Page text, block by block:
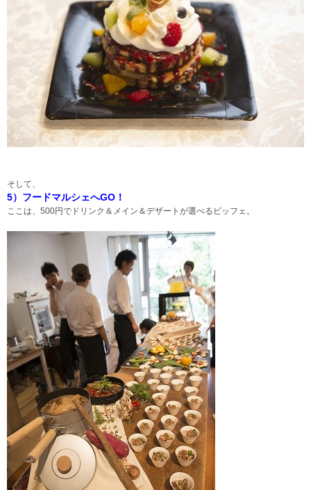
そして、
5）フードマルシェへGO！
ここは、500円でドリンク＆メイン＆デザートが選べるビッフェ。